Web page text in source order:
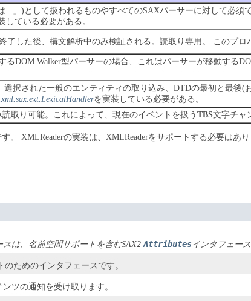
...」)として扱われるものやすべてのSAXパーサーに対して必須
している必要がある。
了した後、構文解析中のみ検証される。読取り専用。 このプロ
るDOM Walker型パーサーの場合、これはパーサーが移動する
選択された一般のエンティティの取り込み、DTDの最初と最
を実装している必要がある。
取り可能。これによって、現在のイベントを扱う TBS文字チャ
。 XMLReaderの実装は、XMLReaderをサポートする必要はあり
スは、名前空間サポートを含むSAX2 Attributesインタフェー
ためのインタフェースです。
ツの通知を受け取ります。